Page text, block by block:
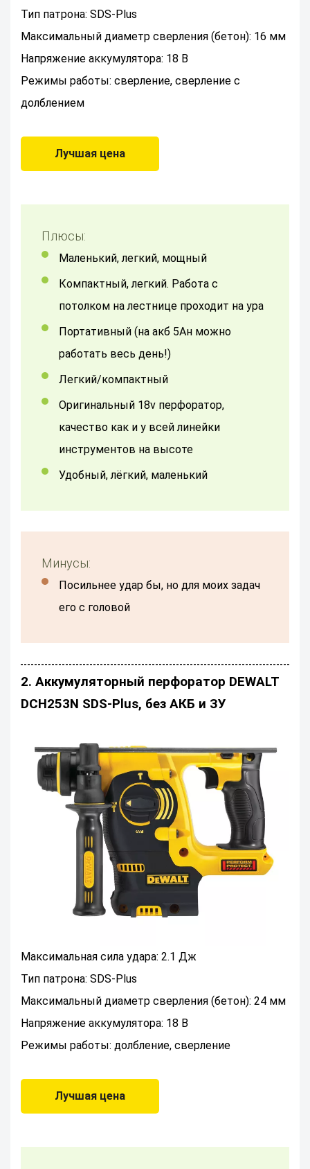
Тип патрона: SDS-Plus
Максимальный диаметр сверления (бетон): 16 мм
Напряжение аккумулятора: 18 В
Режимы работы: сверление, сверление с
долблением
Лучшая цена
Плюсы:
Маленький, легкий, мощный
Компактный, легкий. Работа с
потолком на лестнице проходит на ура
Портативный (на акб 5Ан можно
работать весь день!)
Легкий/компактный
Оригинальный 18v перфоратор,
качество как и у всей линейки
инструментов на высоте
Удобный, лёгкий, маленький
Минусы:
Посильнее удар бы, но для моих задач
его с головой
2. Аккумуляторный перфоратор DEWALT
DCH253N SDS-Plus, без АКБ и ЗУ
Максимальная сила удара: 2.1 Дж
Тип патрона: SDS-Plus
Максимальный диаметр сверления (бетон): 24 мм
Напряжение аккумулятора: 18 В
Режимы работы: долбление, сверление
Лучшая цена